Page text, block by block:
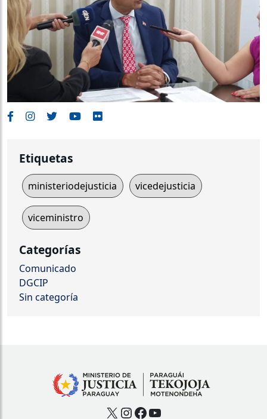
Etiquetas
ministeriodejusticia vicedejusticia
viceministro
Categorías
Comunicado
DGCIP
Sin categoría
X Instagram
Facebook
YouTube